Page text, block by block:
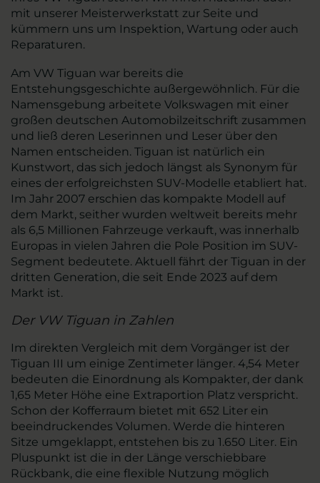
mit unserer Meisterwerkstatt zur Seite und
kümmern uns um Inspektion, Wartung oder auch
Reparaturen.
Am VW Tiguan war bereits die
Entstehungsgeschichte außergewöhnlich. Für die
Namensgebung arbeitete Volkswagen mit einer
großen deutschen Automobilzeitschrift zusammen
und ließ deren Leserinnen und Leser über den
Namen entscheiden. Tiguan ist natürlich ein
Kunstwort, das sich jedoch längst als Synonym für
eines der erfolgreichsten SUV-Modelle etabliert hat.
Im Jahr 2007 erschien das kompakte Modell auf
dem Markt, seither wurden weltweit bereits mehr
als 6,5 Millionen Fahrzeuge verkauft, was innerhalb
Europas in vielen Jahren die Pole Position im SUV-
Segment bedeutete. Aktuell fährt der Tiguan in der
dritten Generation, die seit Ende 2023 auf dem
Markt ist.
Der VW Tiguan in Zahlen
Im direkten Vergleich mit dem Vorgänger ist der
Tiguan III um einige Zentimeter länger. 4,54 Meter
bedeuten die Einordnung als Kompakter, der dank
1,65 Meter Höhe eine Extraportion Platz verspricht.
Schon der Kofferraum bietet mit 652 Liter ein
beeindruckendes Volumen. Werde die hinteren
Sitze umgeklappt, entstehen bis zu 1.650 Liter. Ein
Pluspunkt ist die in der Länge verschiebbare
Rückbank, die eine flexible Nutzung möglich